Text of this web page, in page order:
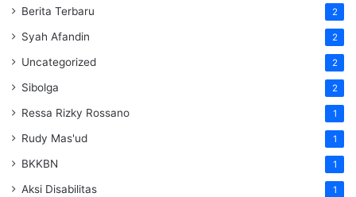
Berita Terbaru 2
Syah Afandin 2
Uncategorized 2
Sibolga 2
Ressa Rizky Rossano 1
Rudy Mas'ud 1
BKKBN 1
Aksi Disabilitas 1